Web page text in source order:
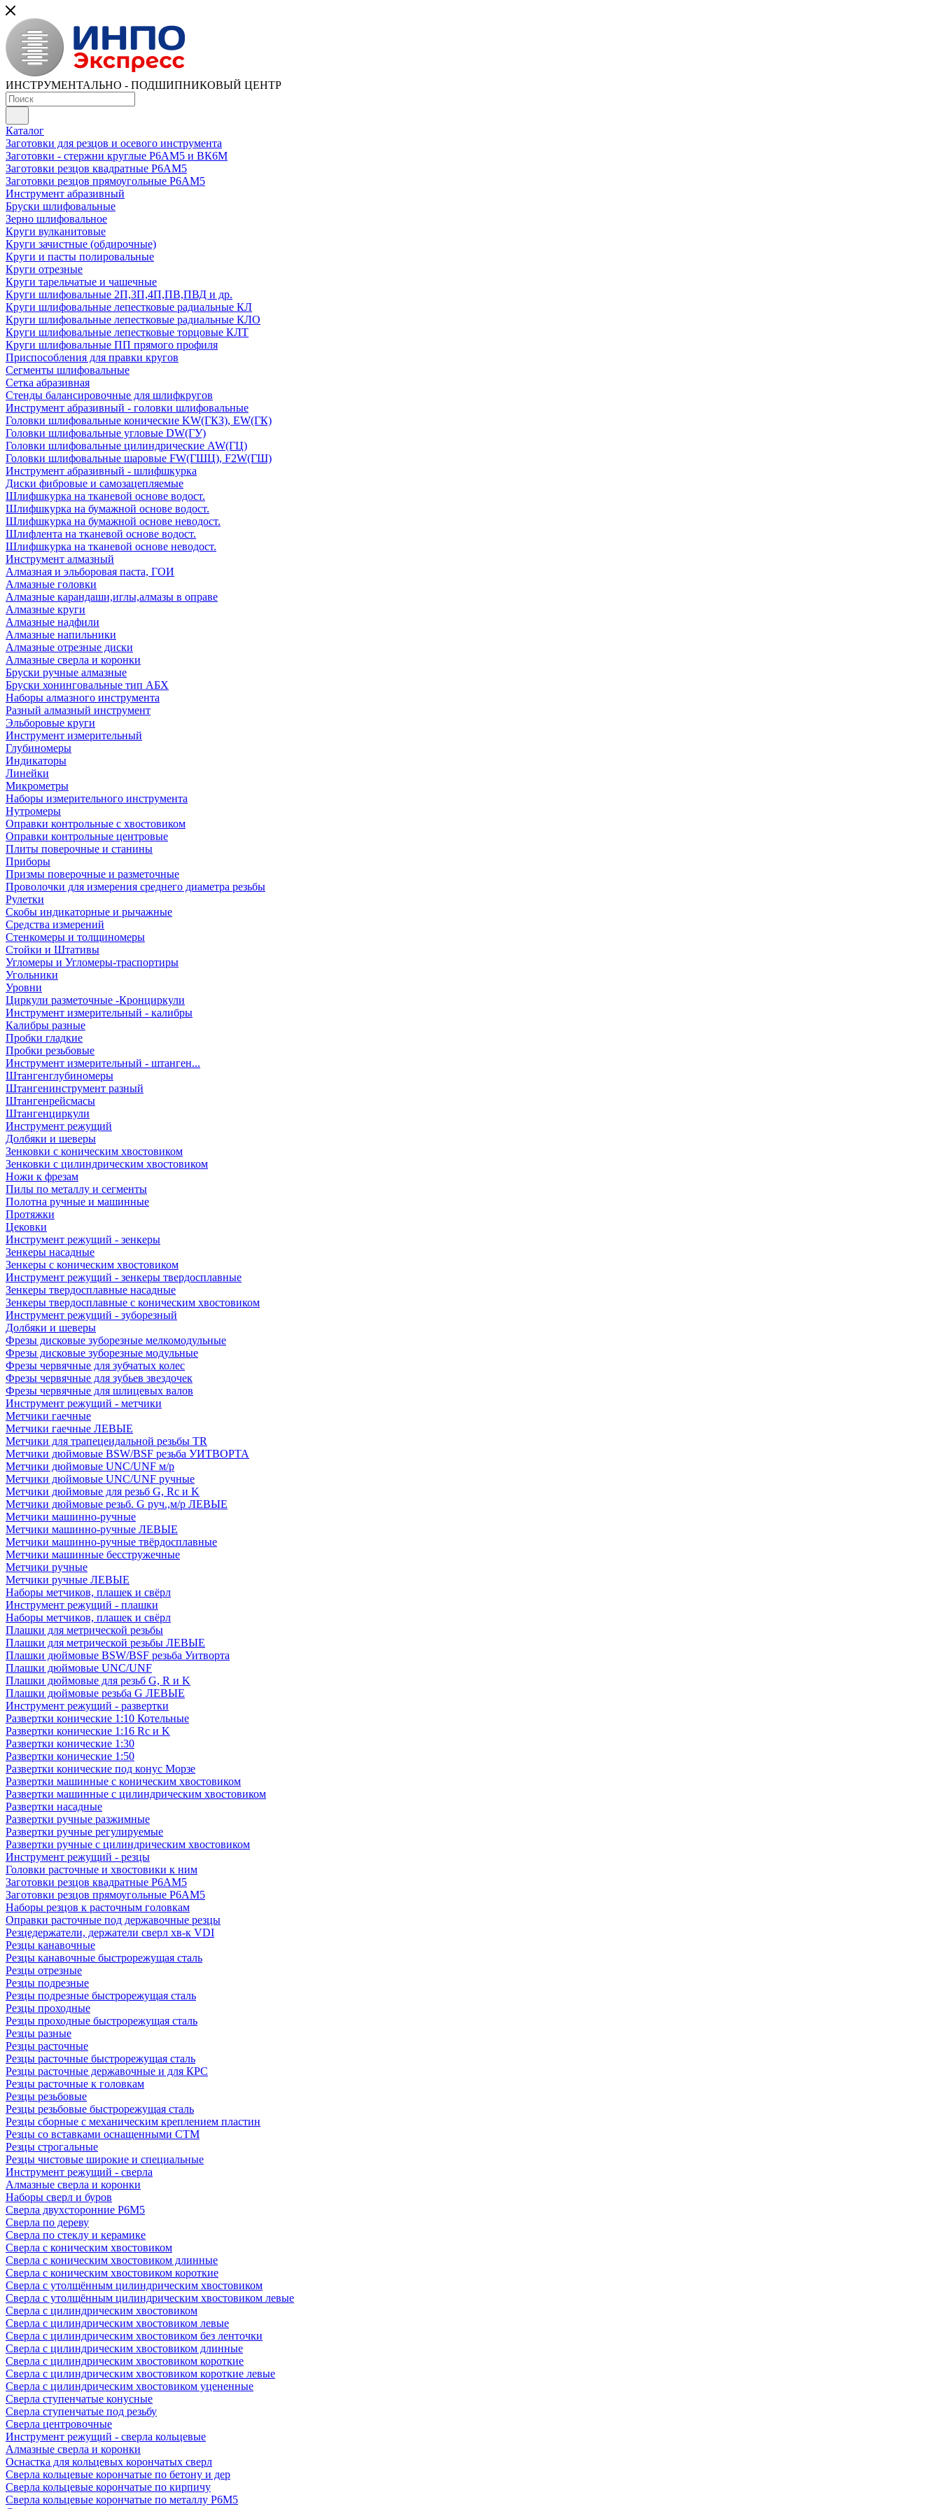
ИНСТРУМЕНТАЛЬНО - ПОДШИПНИКОВЫЙ ЦЕНТР
Каталог
Заготовки для резцов и осевого инструмента
Заготовки - стержни круглые Р6АМ5 и ВК6М
Заготовки резцов квадратные Р6АМ5
Заготовки резцов прямоугольные Р6АМ5
Инструмент абразивный
Бруски шлифовальные
Зерно шлифовальное
Круги вулканитовые
Круги зачистные (обдирочные)
Круги и пасты полировальные
Круги отрезные
Круги тарельчатые и чашечные
Круги шлифовальные 2П,3П,4П,ПВ,ПВД и др.
Круги шлифовальные лепестковые радиальные КЛ
Круги шлифовальные лепестковые радиальные КЛО
Круги шлифовальные лепестковые торцовые КЛТ
Круги шлифовальные ПП прямого профиля
Приспособления для правки кругов
Сегменты шлифовальные
Сетка абразивная
Стенды балансировочные для шлифкругов
Инструмент абразивный - головки шлифовальные
Головки шлифовальные конические KW(ГКЗ), EW(ГК)
Головки шлифовальные угловые DW(ГУ)
Головки шлифовальные цилиндрические AW(ГЦ)
Головки шлифовальные шаровые FW(ГШЦ), F2W(ГШ)
Инструмент абразивный - шлифшкурка
Диски фибровые и самозацепляемые
Шлифшкурка на тканевой основе водост.
Шлифшкурка на бумажной основе водост.
Шлифшкурка на бумажной основе неводост.
Шлифлента на тканевой основе водост.
Шлифшкурка на тканевой основе неводост.
Инструмент алмазный
Алмазная и эльборовая паста, ГОИ
Алмазные головки
Алмазные карандаши,иглы,алмазы в оправе
Алмазные круги
Алмазные надфили
Алмазные напильники
Алмазные отрезные диски
Алмазные сверла и коронки
Бруски ручные алмазные
Бруски хонинговальные тип АБХ
Наборы алмазного инструмента
Разный алмазный инструмент
Эльборовые круги
Инструмент измерительный
Глубиномеры
Индикаторы
Линейки
Микрометры
Наборы измерительного инструмента
Нутромеры
Оправки контрольные с хвостовиком
Оправки контрольные центровые
Плиты поверочные и станины
Приборы
Призмы поверочные и разметочные
Проволочки для измерения среднего диаметра резьбы
Рулетки
Скобы индикаторные и рычажные
Средства измерений
Стенкомеры и толщиномеры
Стойки и Штативы
Угломеры и Угломеры-траспортиры
Угольники
Уровни
Циркули разметочные -Кронциркули
Инструмент измерительный - калибры
Калибры разные
Пробки гладкие
Пробки резьбовые
Инструмент измерительный - штанген...
Штангенглубиномеры
Штангенинструмент разный
Штангенрейсмасы
Штангенциркули
Инструмент режущий
Долбяки и шеверы
Зенковки с коническим хвостовиком
Зенковки с цилиндрическим хвостовиком
Ножи к фрезам
Пилы по металлу и сегменты
Полотна ручные и машинные
Протяжки
Цековки
Инструмент режущий - зенкеры
Зенкеры насадные
Зенкеры с коническим хвостовиком
Инструмент режущий - зенкеры твердосплавные
Зенкеры твердосплавные насадные
Зенкеры твердосплавные с коническим хвостовиком
Инструмент режущий - зуборезный
Долбяки и шеверы
Фрезы дисковые зуборезные мелкомодульные
Фрезы дисковые зуборезные модульные
Фрезы червячные для зубчатых колес
Фрезы червячные для зубьев звездочек
Фрезы червячные для шлицевых валов
Инструмент режущий - метчики
Метчики гаечные
Метчики гаечные ЛЕВЫЕ
Метчики для трапецеидальной резьбы TR
Метчики дюймовые BSW/BSF резьба УИТВОРТА
Метчики дюймовые UNC/UNF м/р
Метчики дюймовые UNC/UNF ручные
Метчики дюймовые для резьб G, Rc и K
Метчики дюймовые резьб. G руч.,м/р ЛЕВЫЕ
Метчики машинно-ручные
Метчики машинно-ручные ЛЕВЫЕ
Метчики машинно-ручные твёрдосплавные
Метчики машинные бесстружечные
Метчики ручные
Метчики ручные ЛЕВЫЕ
Наборы метчиков, плашек и свёрл
Инструмент режущий - плашки
Наборы метчиков, плашек и свёрл
Плашки для метрической резьбы
Плашки для метрической резьбы ЛЕВЫЕ
Плашки дюймовые BSW/BSF резьба Уитворта
Плашки дюймовые UNC/UNF
Плашки дюймовые для резьб G, R и K
Плашки дюймовые резьба G ЛЕВЫЕ
Инструмент режущий - развертки
Развертки конические 1:10 Котельные
Развертки конические 1:16 Rc и K
Развертки конические 1:30
Развертки конические 1:50
Развертки конические под конус Морзе
Развертки машинные с коническим хвостовиком
Развертки машинные с цилиндрическим хвостовиком
Развертки насадные
Развертки ручные разжимные
Развертки ручные регулируемые
Развертки ручные с цилиндрическим хвостовиком
Инструмент режущий - резцы
Головки расточные и хвостовики к ним
Заготовки резцов квадратные Р6АМ5
Заготовки резцов прямоугольные Р6АМ5
Наборы резцов к расточным головкам
Оправки расточные под державочные резцы
Резцедержатели, держатели сверл хв-к VDI
Резцы канавочные
Резцы канавочные быстрорежущая сталь
Резцы отрезные
Резцы подрезные
Резцы подрезные быстрорежущая сталь
Резцы проходные
Резцы проходные быстрорежущая сталь
Резцы разные
Резцы расточные
Резцы расточные быстрорежущая сталь
Резцы расточные державочные и для КРС
Резцы расточные к головкам
Резцы резьбовые
Резцы резьбовые быстрорежущая сталь
Резцы сборные с механическим креплением пластин
Резцы со вставками оснащенными СТМ
Резцы строгальные
Резцы чистовые широкие и специальные
Инструмент режущий - сверла
Алмазные сверла и коронки
Наборы сверл и буров
Сверла двухсторонние Р6М5
Сверла по дереву
Сверла по стеклу и керамике
Сверла с коническим хвостовиком
Сверла с коническим хвостовиком длинные
Сверла с коническим хвостовиком короткие
Сверла с утолщённым цилиндрическим хвостовиком
Сверла с утолщённым цилиндрическим хвостовиком левые
Сверла с цилиндрическим хвостовиком
Сверла с цилиндрическим хвостовиком левые
Сверла с цилиндрическим хвостовиком без ленточки
Сверла с цилиндрическим хвостовиком длинные
Сверла с цилиндрическим хвостовиком короткие
Сверла с цилиндрическим хвостовиком короткие левые
Сверла с цилиндрическим хвостовиком уцененные
Сверла ступенчатые конусные
Сверла ступенчатые под резьбу
Сверла центровочные
Инструмент режущий - сверла кольцевые
Алмазные сверла и коронки
Оснастка для кольцевых корончатых сверл
Сверла кольцевые корончатые по бетону и дер
Сверла кольцевые корончатые по кирпичу
Сверла кольцевые корончатые по металлу Р6М5